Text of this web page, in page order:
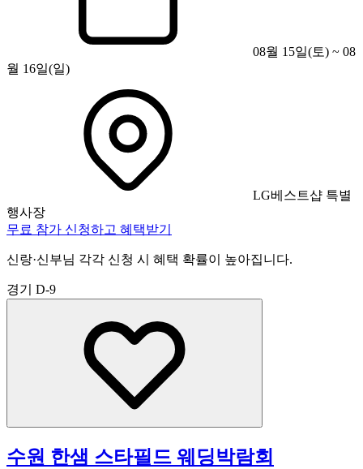
08월 15일(토) ~ 08
월 16일(일)
LG베스트샵 특별
행사장
무료 참가 신청하고 혜택받기
신랑·신부님 각각 신청 시 혜택 확률이 높아집니다.
경기 D-9
수원 한샘 스타필드 웨딩박람회